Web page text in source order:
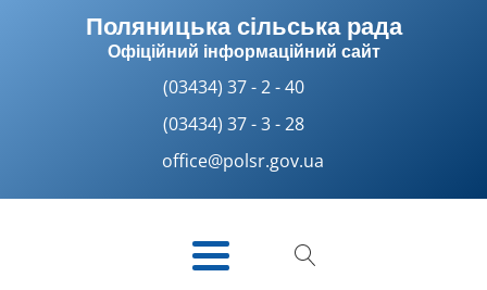
Поляницька сільська рада
Офіційний інформаційний сайт
(03434) 37 - 2 - 40
(03434) 37 - 3 - 28
office@polsr.gov.ua